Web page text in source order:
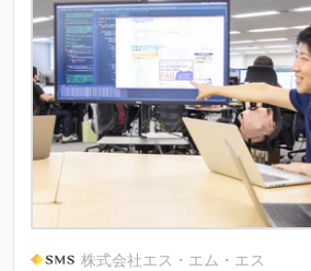
株式会社エス・エム・エス